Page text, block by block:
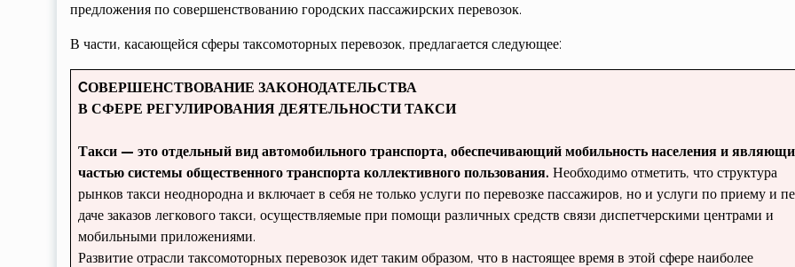
предложения по совершенствованию городских пассажирских перевозок.
В части, касающейся сферы таксомоторных перевозок, предлагается следующее:
CОВЕРШЕНСТВОВАНИЕ ЗАКОНОДАТЕЛЬСТВА
В СФЕРЕ РЕГУЛИРОВАНИЯ ДЕЯТЕЛЬНОСТИ ТАКСИ
Такси — это отдельный вид автомобиль­ного транспорта, обеспечивающий мо­бильность населения и
частью системы общественного транспорта коллек­тивного пользования. Необходимо отметить, что структура
рынков такси неоднородна и включает в себя не только услуги по перевоз­ке пассажиров, но и услуги по приему и
даче заказов легкового такси, осуществля­емые при помощи различных средств связи диспетчерскими центрами и
мобильными приложениями.
Развитие отрасли таксомоторных пере­возок идет таким образом, что в настоящее время в этой сфере наиболее